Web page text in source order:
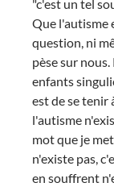
"c'est un tel
Que l'autisme
question, ni
pèse sur
enfants
est de se tenir
l'autisme
mot que je
n'existe pas,
en souffrent